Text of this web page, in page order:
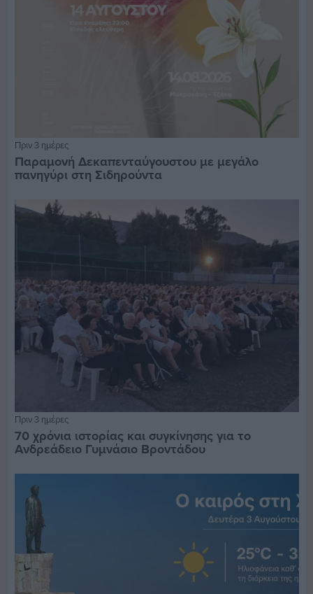
Πριν 3 ημέρες
Παραμονή Δεκαπενταύγουστου με μεγάλο
πανηγύρι στη Σιδηρούντα
Πριν 3 ημέρες
70 χρόνια ιστορίας και συγκίνησης για το
Ανδρεάδειο Γυμνάσιο Βροντάδου